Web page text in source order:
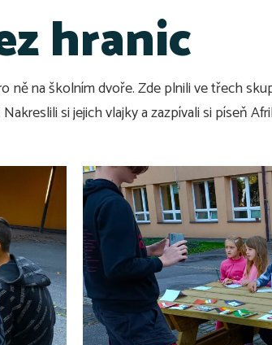
hranic
na školním dvoře. Zde plnili ve třech
si jejich vlajky a zazpívali si píseň